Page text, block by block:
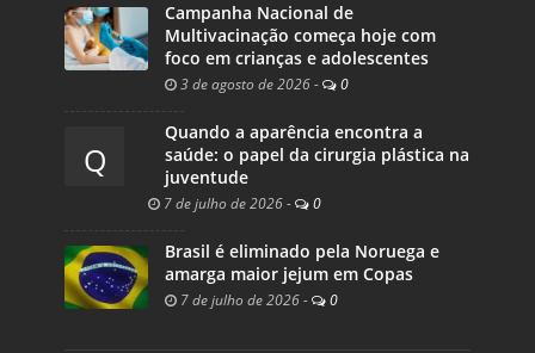
Campanha Nacional de
Multivacinação começa hoje com
foco em crianças e adolescentes
3 de agosto de 2026 - 0
Q
Quando a aparência encontra a
saúde: o papel da cirurgia plástica na
juventude
7 de julho de 2026 - 0
Brasil é eliminado pela Noruega e
amarga maior jejum em Copas
7 de julho de 2026 - 0